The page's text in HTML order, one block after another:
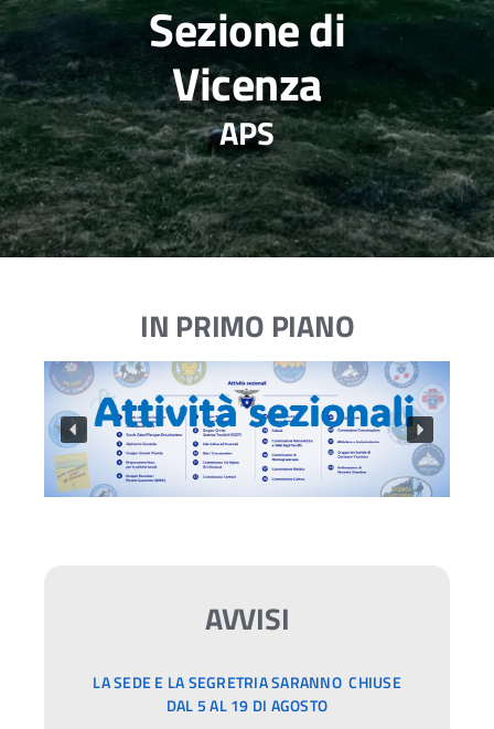
Sezione di
Vicenza
APS
IN PRIMO PIANO
AVVISI
LA SEDE E LA SEGRETRIA SARANNO CHIUSE
DAL 5 AL 19 DI AGOSTO